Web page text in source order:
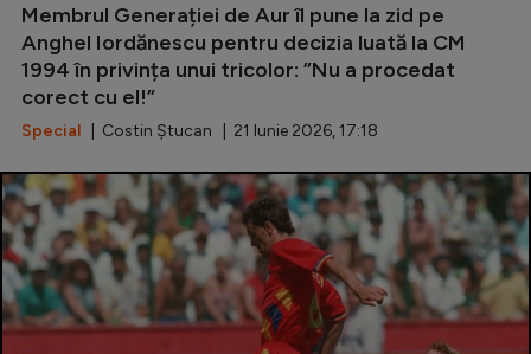
Membrul Generației de Aur îl pune la zid pe
Anghel Iordănescu pentru decizia luată la CM
1994 în privința unui tricolor: ”Nu a procedat
corect cu el!”
Special | Costin Ștucan | 21 Iunie 2026, 17:18